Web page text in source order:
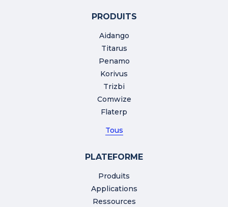
PRODUITS
Aidango
Titarus
Penamo
Korivus
Trizbi
Comwize
Flaterp
Tous
PLATEFORME
Produits
Applications
Ressources